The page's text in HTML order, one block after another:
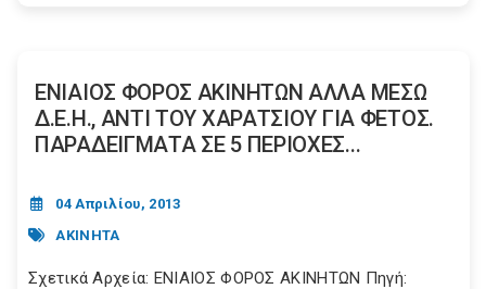
ΕΝΙΑΙΟΣ ΦΟΡΟΣ ΑΚΙΝΗΤΩΝ ΑΛΛΑ ΜΕΣΩ
Δ.Ε.Η., ΑΝΤΙ ΤΟΥ ΧΑΡΑΤΣΙΟΥ ΓΙΑ ΦΕΤΟΣ.
ΠΑΡΑΔΕΙΓΜΑΤΑ ΣΕ 5 ΠΕΡΙΟΧΕΣ...
04 Απριλίου, 2013
ΑΚΙΝΗΤΑ
Σχετικά Αρχεία: ΕΝΙΑΙΟΣ ΦΟΡΟΣ ΑΚΙΝΗΤΩΝ Πηγή: